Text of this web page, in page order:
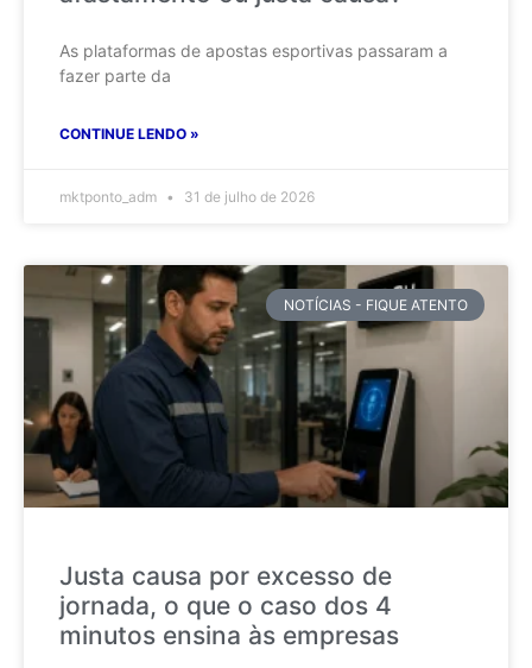
As plataformas de apostas esportivas passaram a
fazer parte da
CONTINUE LENDO »
mktponto_adm 31 de julho de 2026
NOTÍCIAS - FIQUE ATENTO
Justa causa por excesso de
jornada, o que o caso dos 4
minutos ensina às empresas